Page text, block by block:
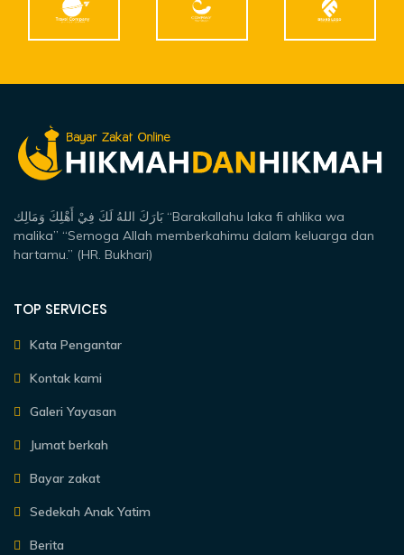
بَارَكَ اللهُ لَكَ فِيْ أَهْلِكَ وَمَالِك “Barakallahu laka fi ahlika wa
malika” “Semoga Allah memberkahimu dalam keluarga dan
hartamu.” (HR. Bukhari)
TOP SERVICES
Kata Pengantar
Kontak kami
Galeri Yayasan
Jumat berkah
Bayar zakat
Sedekah Anak Yatim
Berita